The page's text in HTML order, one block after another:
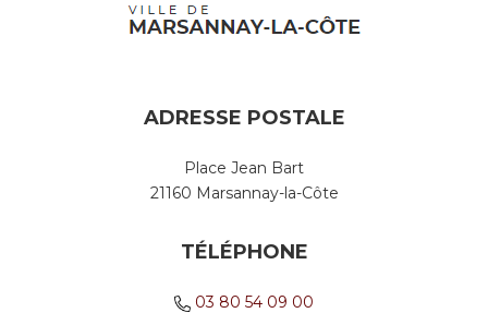
ADRESSE POSTALE
Place Jean Bart
21160 Marsannay-la-Côte
TÉLÉPHONE
03 80 54 09 00